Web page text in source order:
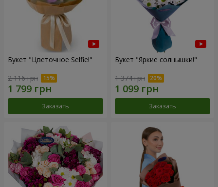
Букет "Цветочное Selfie!"
2 116 грн
Заказать
Букет "Яркие солнышки!"
1 374 грн
Заказать